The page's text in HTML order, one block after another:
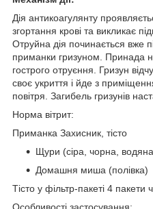
Дія антикоагулянту
згортання крові та викликає
Отруйна дія починається вже
приманки гризуном. Принада
гострого отруєння. Гризун
своє укриття і йде з
повітря. Загибель гризунів
Норма вітрит:
Приманка Захисник, тісто
Щури (сіра, чорна,
Домашня миша (полівка)
Тісто у фільтр-пакеті 4 пакети
Особливості застосування: